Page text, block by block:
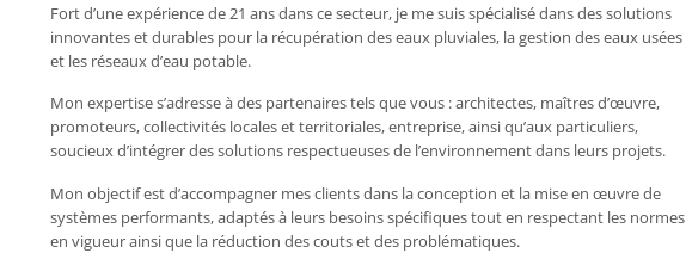
Fort d’une expérience de 21 ans dans ce secteur, je me suis spécialisé dans des solutions
innovantes et durables pour la récupération des eaux pluviales, la gestion des eaux usées
et les réseaux d’eau potable.
Mon expertise s’adresse à des partenaires tels que vous : architectes, maîtres d’œuvre,
promoteurs, collectivités locales et territoriales, entreprise, ainsi qu’aux particuliers,
soucieux d’intégrer des solutions respectueuses de l’environnement dans leurs projets.
Mon objectif est d’accompagner mes clients dans la conception et la mise en œuvre de
systèmes performants, adaptés à leurs besoins spécifiques tout en respectant les normes
en vigueur ainsi que la réduction des couts et des problématiques.